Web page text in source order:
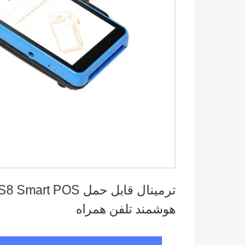
هوشمند تلفن همراه